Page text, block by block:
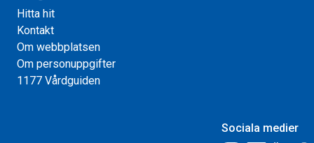
Hitta hit
Kontakt
Om webbplatsen
Om personuppgifter
1177 Vårdguiden
Sociala medier